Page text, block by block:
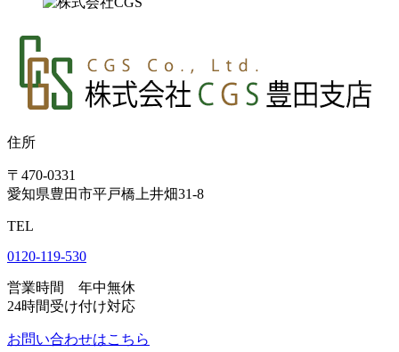
住所
〒470-0331
愛知県豊田市平戸橋上井畑31-8
TEL
0120-119-530
営業時間 年中無休
24時間受け付け対応
お問い合わせはこちら